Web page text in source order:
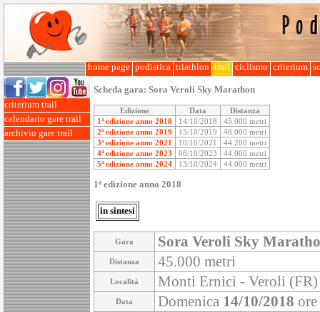
home page podistica triathlon trail ciclismo criterium
criterium trail
calendario gare trail
archivio gare trail
Scheda gara: Sora Veroli Sky Marathon
Edizione Data
Distanza
1ª edizione anno 2018
14/10/2018
45.000 metri
2ª edizione anno 2019
13/10/2019
48.000 metri
3ª edizione anno 2021
10/10/2021
44.200 metri
4ª edizione anno 2023
08/10/2023
44.000 metri
5ª edizione anno 2024
13/10/2024 44.000 metri
1ª edizione anno 2018
in sintesi
Gara Sora Veroli Sky
Distanza 45.000 metri
Località Monti Ernici - Veroli
Data Domenica 14/10/2018